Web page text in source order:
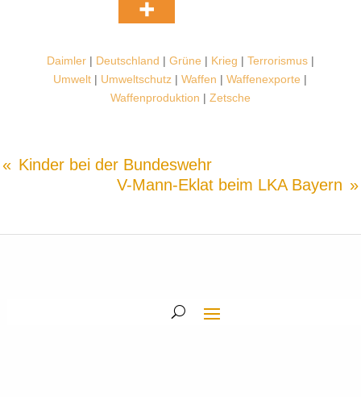
Daimler| Deutschland | Grüne | Krieg | Terrorismus|
Umwelt | Umweltschutz |Waffen |Waffenexporte |
Waffenproduktion | Zetsche
Kinder bei der Bundeswehr
V-Mann-Eklat beim LKA Bayern